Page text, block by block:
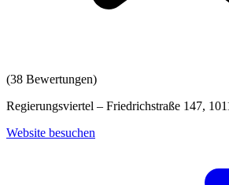
(38 Bewertungen)
Regierungsviertel – Friedrichstraße 147,
Website besuchen